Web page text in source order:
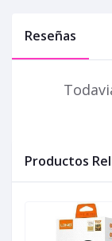
Reseñas
Productos